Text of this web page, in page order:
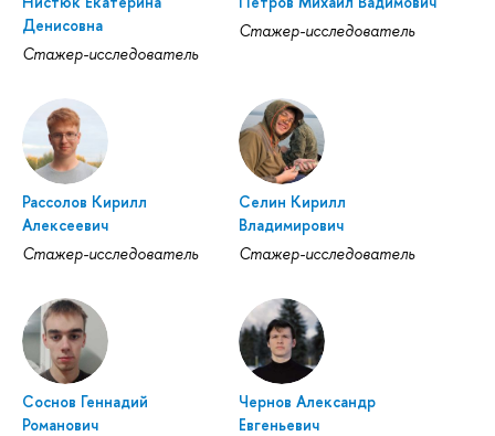
Денисовна
Стажер-исследователь
Стажер-исследователь
Рассолов Кирилл
Алексеевич
Стажер-исследователь
Селин Кирилл
Владимирович
Стажер-исследователь
Соснов Геннадий
Романович
Чернов Александр
Евгеньевич